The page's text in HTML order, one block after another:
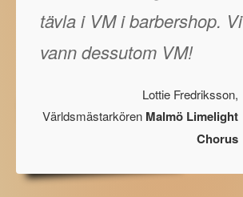
tävla i VM i barbershop. Vi
vann dessutom VM!
Lottie Fredriksson,
Världsmästarkören Malmö Limelight
Chorus